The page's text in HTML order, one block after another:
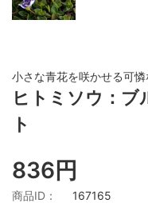
小さな青花を咲かせる可
ヒトミソウ：ブ
ト
836円
商品ID： 167165